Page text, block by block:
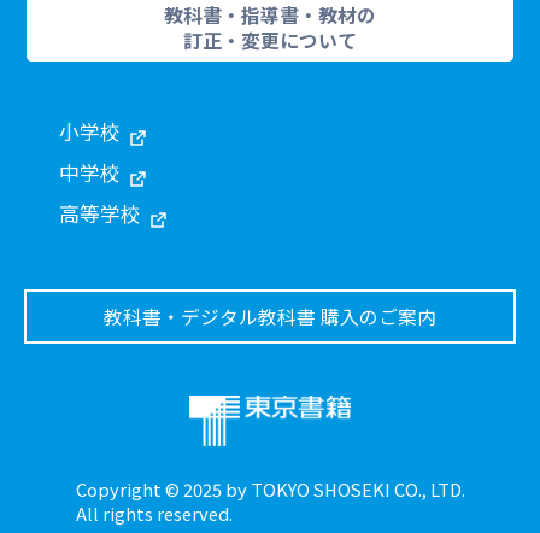
Copyright © 2025 by TOKYO SHOSEKI CO., LTD.
All rights reserved.
教科書・指導書・教材の
訂正・変更について
小学校
中学校
高等学校
教科書・デジタル教科書 購入のご案内